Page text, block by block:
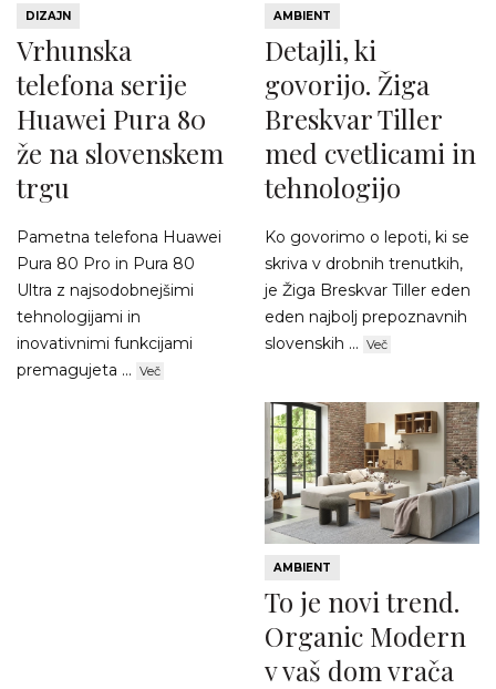
DIZAJN
Vrhunska
telefona serije
Huawei Pura 80
že na slovenskem
trgu
Pametna telefona Huawei
Pura 80 Pro in Pura 80
Ultra z najsodobnejšimi
tehnologijami in
inovativnimi funkcijami
premagujeta ... Več
AMBIENT
Detajli, ki
govorijo. Žiga
Breskvar Tiller
med cvetlicami in
tehnologijo
Ko govorimo o lepoti, ki se
skriva v drobnih trenutkih,
je Žiga Breskvar Tiller eden
eden najbolj prepoznavnih
slovenskih ... Več
AMBIENT
To je novi trend.
Organic Modern
v vaš dom vrača